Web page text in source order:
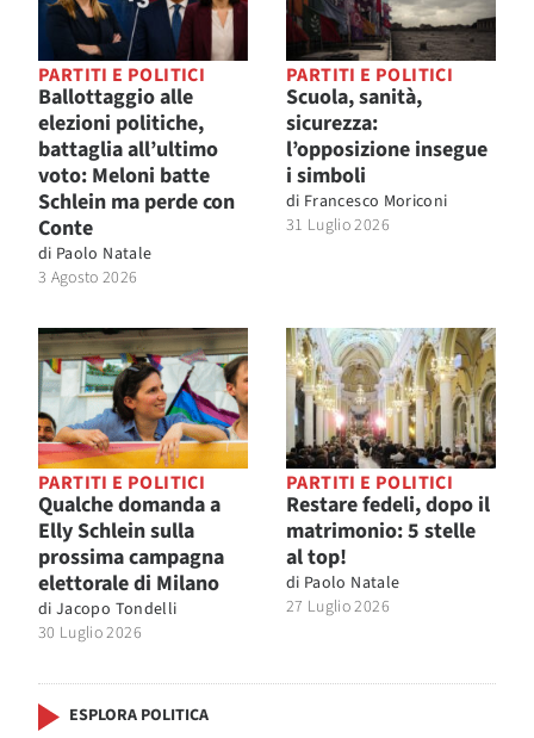
PARTITI E POLITICI
Ballottaggio alle
elezioni politiche,
battaglia all’ultimo
voto: Meloni batte
Schlein ma perde con
Conte
di Paolo Natale
3 Agosto 2026
PARTITI E POLITICI
Scuola, sanità,
sicurezza:
l’opposizione insegue
i simboli
di Francesco Moriconi
31 Luglio 2026
PARTITI E POLITICI
Qualche domanda a
Elly Schlein sulla
prossima campagna
elettorale di Milano
di Jacopo Tondelli
30 Luglio 2026
PARTITI E POLITICI
Restare fedeli, dopo il
matrimonio: 5 stelle
al top!
di Paolo Natale
27 Luglio 2026
ESPLORA POLITICA